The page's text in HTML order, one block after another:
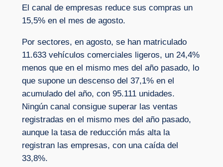
El canal de empresas reduce sus compras un
15,5% en el mes de agosto.
Por sectores, en agosto, se han matriculado
11.633 vehículos comerciales ligeros, un 24,4%
menos que en el mismo mes del año pasado, lo
que supone un descenso del 37,1% en el
acumulado del año, con 95.111 unidades.
Ningún canal consigue superar las ventas
registradas en el mismo mes del año pasado,
aunque la tasa de reducción más alta la
registran las empresas, con una caída del
33,8%.